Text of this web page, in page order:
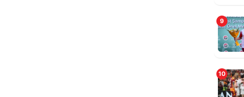
9
10